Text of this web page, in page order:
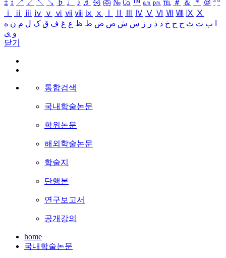
‡ ↕ ↗ ↙ ↖ ↘ ♭ ♩ ♪ ♬ ㉿ ㈜ № ㏇ ™ ㏂ ㏘ ℡ ＃ ＆ ＊ ＠ ª º
ⅰ
ⅱ ⅲ ⅳ ⅴ ⅵ ⅶ ⅷ ⅸ ⅹ Ⅳ Ⅴ Ⅵ Ⅶ Ⅷ Ⅸ Ⅹ
ب ت ث ج ح خ د ذ ر ز س ش ص ض ط ظ ع غ ف ق ک ل م ن ه
و ی
닫기
통합검색
국내학술논문
학위논문
해외학술논문
학술지
단행본
연구보고서
공개강의
home
국내학술논문